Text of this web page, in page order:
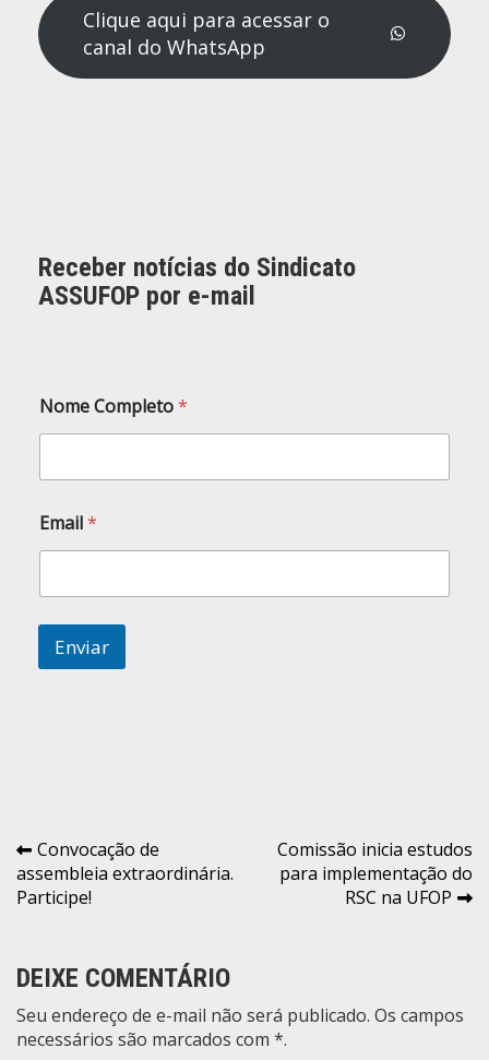
Clique aqui para acessar o
canal do WhatsApp
Receber notícias do Sindicato
ASSUFOP por e-mail
o
m
N
m
e
*
Nome Completo*
Email*
Enviar
Navegação
de
Convocação de
assembleia extraordinária.
Participe!
Comissão inicia estudos
para implementação do
RSC na UFOP
DEIXE COMENTÁRIO
Seu endereço de e-mail não será publicado. Os campos
necessários são marcados com *.